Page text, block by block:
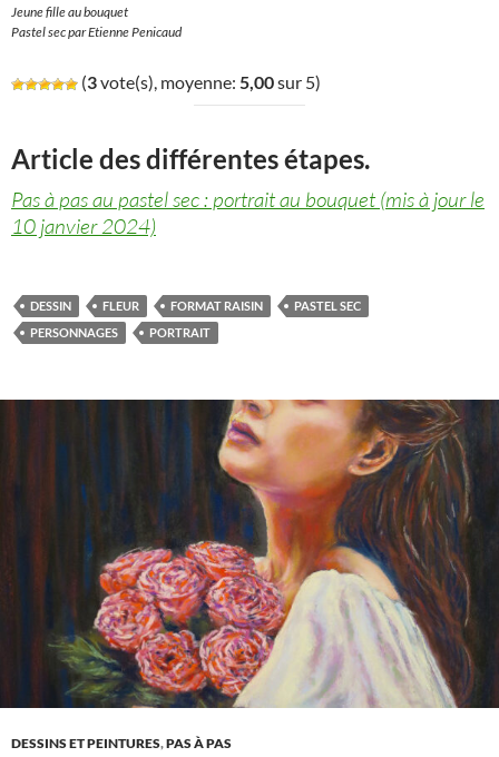
Jeune fille au bouquet
Pastel sec par Etienne Penicaud
(3vote(s), moyenne: 5,00sur 5)
Article des différentes étapes.
Pas à pas au pastel sec : portrait au bouquet (mis à jour le
10 janvier 2024)
DESSIN FLEUR FORMAT RAISIN
PASTEL SEC
PERSONNAGES
PORTRAIT
DESSINS ET PEINTURES,PAS À PAS